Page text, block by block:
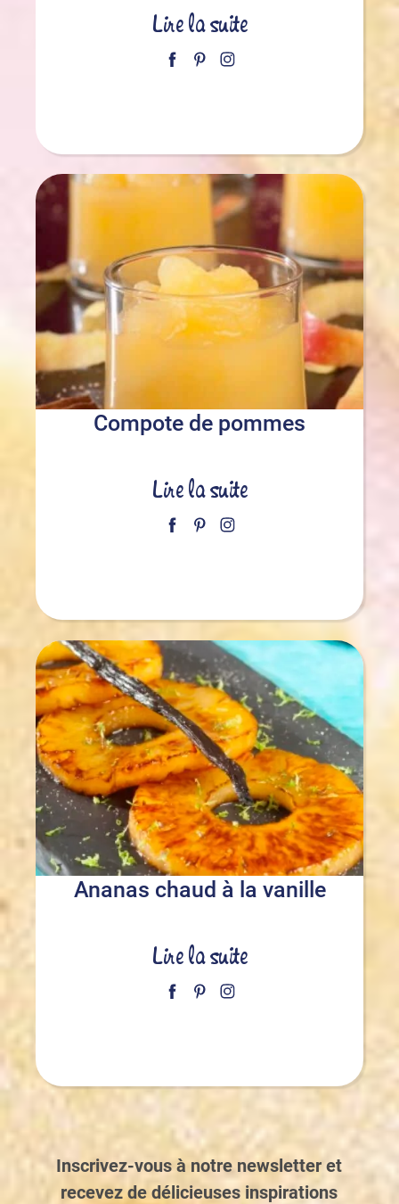
Lire la suite
Compote de pommes
Lire la suite
Ananas chaud à la vanille
Lire la suite
Inscrivez-vous à notre newsletter et
recevez de délicieuses inspirations